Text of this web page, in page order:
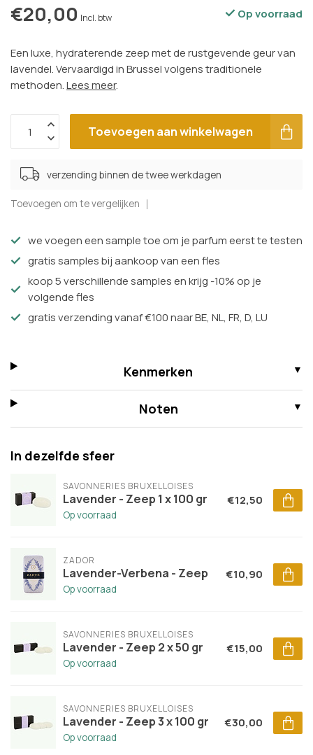
€20,00 Incl. btw Op voorraad
Een luxe, hydraterende zeep met de rustgevende geur van
lavendel. Vervaardigd in Brussel volgens traditionele
methoden.Lees meer.
Toevoegen aan winkelwagen
verzending binnen de twee werkdagen
Toevoegen om te vergelijken
we voegen een sample toe om je parfum eerst te testen
gratis samples bij aankoop van een fles
koop 5 verschillende samples en krijg -10% op je
volgende fles
gratis verzending vanaf €100 naar BE, NL, FR, D, LU
Kenmerken
Noten
In dezelfde sfeer
SAVONNERIES BRUXELLOISES
Lavender - Zeep 1 x 100 gr
Op voorraad
€12,50
ZADOR
Lavender-Verbena - Zeep
Op voorraad
€10,90
SAVONNERIES BRUXELLOISES
Lavender - Zeep 2 x 50 gr
Op voorraad
€15,00
SAVONNERIES BRUXELLOISES
Lavender - Zeep 3 x 100 gr
Op voorraad
€30,00